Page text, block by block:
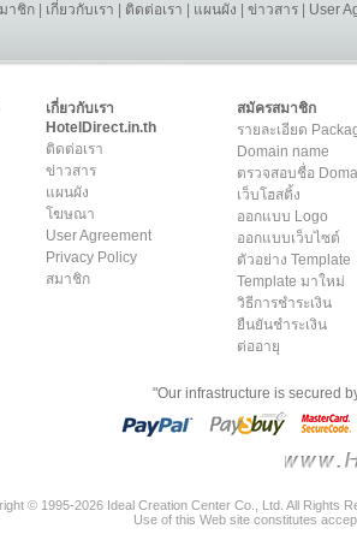
าชิก เกี่ยวกับเรา ติดต่อเรา แผนผัง ข่าวสาร User
เกี่ยวกับเรา
HotelDirect.in.th
ติดต่อเรา
ข่าวสาร
แผนผัง
โฆษณา
User Agreement
Privacy Policy
สมาชิก
สมัครสมาชิก
รายละเอียด
Domain name
ตรวจสอบชื่อ
เว็บโฮสติ้ง
ออกแบบ Logo
ออกแบบเว็บไซต์
ตัวอย่าง Template
Template มาใหม่
วิธีการชำระเงิน
ยืนยันชำระเงิน
ต่ออายุ
"Our infrastructure is secured
© 1995-2026 Ideal Creation Center Co., Ltd. All Rights
Use of this Web site constitutes